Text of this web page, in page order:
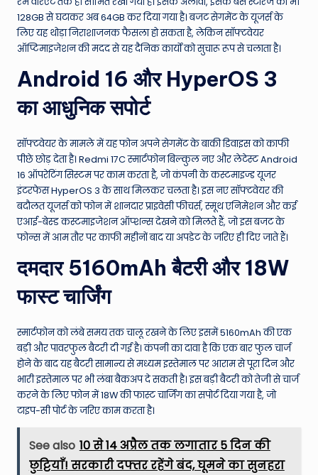
128GB से घटाकर अब 64GB कर दिया गया है। बजट सेगमेंट के यूजर्स के
लिए यह थोड़ा निराशाजनक फैसला हो सकता है, लेकिन सॉफ्टवेयर
ऑप्टिमाइजेशन की मदद से यह दैनिक कार्यों को सुचारू रूप से चलाता है।
Android 16 और HyperOS 3
का आधुनिक सपोर्ट
सॉफ्टवेयर के मामले में यह फोन अपने सेगमेंट के बाकी डिवाइस को काफी
पीछे छोड़ देता है। Redmi 17C स्मार्टफोन बिल्कुल नए और लेटेस्ट Android
16 ऑपरेटिंग सिस्टम पर काम करता है, जो कंपनी के कस्टमाइज्ड यूजर
इंटरफेस HyperOS 3 के साथ मिलकर चलता है। इस नए सॉफ्टवेयर की
बदौलत यूजर्स को फोन में शानदार प्राइवेसी फीचर्स, स्मूथ एनिमेशन और कई
एआई-बेस्ड कस्टमाइजेशन ऑप्शन्स देखने को मिलते हैं, जो इस बजट के
फोन्स में आम तौर पर काफी महीनों बाद या अपडेट के जरिए ही दिए जाते हैं।
दमदार 5160mAh बैटरी और 18W
फास्ट चार्जिंग
स्मार्टफोन को लंबे समय तक चालू रखने के लिए इसमें 5160mAh की एक
बड़ी और पावरफुल बैटरी दी गई है। कंपनी का दावा है कि एक बार फुल चार्ज
होने के बाद यह बैटरी सामान्य से मध्यम इस्तेमाल पर आराम से पूरा दिन और
भारी इस्तेमाल पर भी लंबा बैकअप दे सकती है। इस बड़ी बैटरी को तेजी से चार्ज
करने के लिए फोन में 18W की फास्ट चार्जिंग का सपोर्ट दिया गया है, जो
टाइप-सी पोर्ट के जरिए काम करता है।
See also 10 से 14 अप्रैल तक लगातार 5 दिन की
छुट्टियाँ! सरकारी दफ्तर रहेंगे बंद, घूमने का सुनहरा